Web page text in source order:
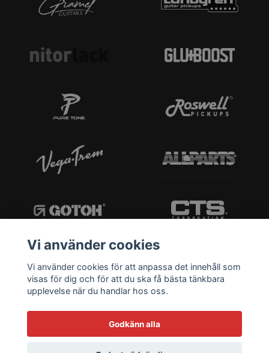
Vi använder cookies
Vi använder cookies för att anpassa det innehåll som
visas för dig och för att du ska få bästa tänkbara
upplevelse när du handlar hos oss.
Godkänn alla